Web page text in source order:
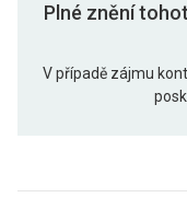
Plné znění
V případě zájmu